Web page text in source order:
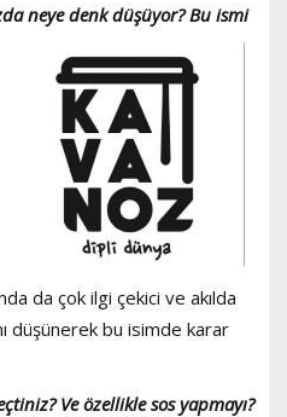
neye denk düşüyor? Bu ismi
da çok ilgi çekici ve akılda
düşünerek bu isimde karar
Ve özellikle sos yapmayı?